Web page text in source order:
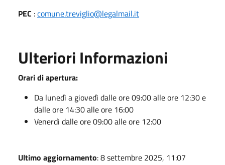
PEC :comune.treviglio@legalmail.it
Ulteriori Informazioni
Orari di apertura:
Da lunedì a giovedì dalle ore 09:00 alle ore 12:30 e
dalle ore 14:30 alle ore 16:00
Venerdì dalle ore 09:00 alle ore 12:00
Ultimo aggiornamento: 8 settembre 2025, 11:07